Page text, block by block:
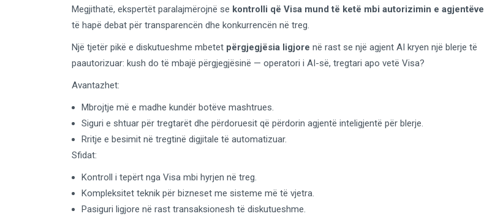
Megjithatë, ekspertët paralajmërojnë se kontrolli që Visa mund të ketë mbi autorizimin e agjentëve
të hapë debat për transparencën dhe konkurrencën në treg.
Një tjetër pikë e diskutueshme mbetet përgjegjësia ligjore në rast se një agjent AI kryen një blerje të
paautorizuar: kush do të mbajë përgjegjësinë — operatori i AI-së, tregtari apo vetë Visa?
Avantazhet:
Mbrojtje më e madhe kundër botëve mashtrues.
Siguri e shtuar për tregtarët dhe përdoruesit që përdorin agjentë inteligjentë për blerje.
Rritje e besimit në tregtinë digjitale të automatizuar.
Sfidat:
Kontroll i tepërt nga Visa mbi hyrjen në treg.
Kompleksitet teknik për bizneset me sisteme më të vjetra.
Pasiguri ligjore në rast transaksionesh të diskutueshme.